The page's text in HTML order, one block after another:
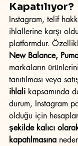
Kapatılıyor?
Instagram, telif
ihlallerine karşı
platformdur.
New Balance,
markaların
tanıtılması veya
ihlali kapsamında
durum, Instagram
olduğu için
şekilde kalıcı
kapatılmasına